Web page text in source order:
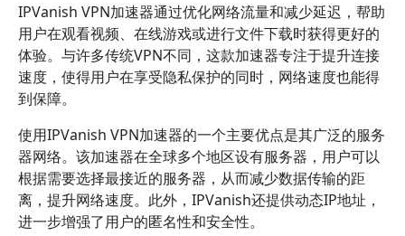
IPVanish VPN加速器通过优化网络流量和减少延迟，帮助
用户在观看视频、在线游戏或进行文件下载时获得更好的
体验。与许多传统VPN不同，这款加速器专注于提升连接
速度，使得用户在享受隐私保护的同时，网络速度也能得
到保障。
使用IPVanish VPN加速器的一个主要优点是其广泛的服务
器网络。该加速器在全球多个地区设有服务器，用户可以
根据需要选择最接近的服务器，从而减少数据传输的距
离，提升网络速度。此外，IPVanish还提供动态IP地址，
进一步增强了用户的匿名性和安全性。